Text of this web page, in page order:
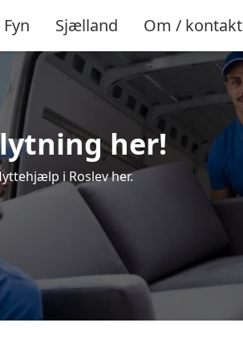
Fyn Sjælland Om / kontakt
her!
i Roslev her.